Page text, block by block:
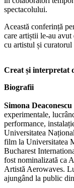
spectacolului.
Această conferință
care artiștii le-au
cu artistul și
Creat și interpretat
Biografii
Simona Deaconescu
experimentale,
performance,
Universitatea
film la Universitatea
Bucharest
fost nominalizată ca
Artistă Aerowaves.
ajungând la public